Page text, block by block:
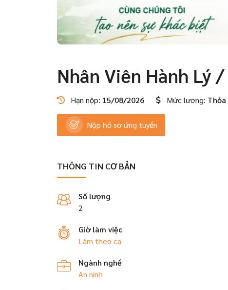
Nhân Viên Hành Lý
Hạn nộp: 15/08/2026 Mức lương:
Nộp hồ sơ ứng tuyển
THÔNG TIN CƠ BẢN
Số lượng
2
Giờ làm việc
Làm theo ca
Ngành nghề
An ninh